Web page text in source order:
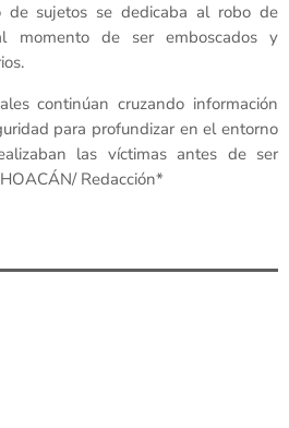
de sujetos se dedicaba al robo de
momento de ser emboscados y
continúan cruzando información
para profundizar en el entorno
las víctimas antes de ser
Redacción*